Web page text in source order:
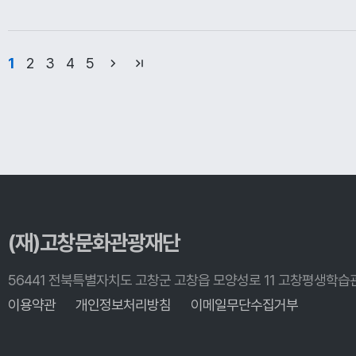
1 2 3 4 5
(재)고창문화관광재단
56441 전북특별자치도 고창군 고창읍 모양성로 11 고창평생학습
이용약관 개인정보처리방침 이메일무단수집거부